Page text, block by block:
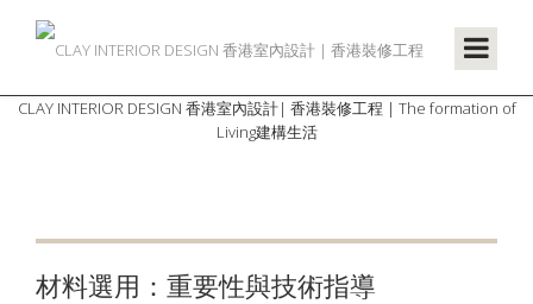
CLAY INTERIOR DESIGN 香港室內設計| 香港裝修工程 | The formation of
Living建構生活
材料選用：重要性與技術指導